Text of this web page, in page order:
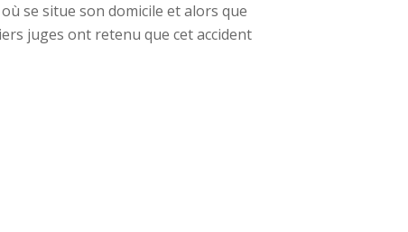
se situe son domicile et alors que
juges ont retenu que cet accident